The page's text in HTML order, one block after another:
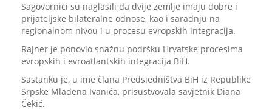
Sagovornici su naglasili da dvije zemlje imaju dobre i
prijateljske bilateralne odnose, kao i saradnju na
regionalnom nivou i u procesu evropskih integracija.
Rajner je ponovio snažnu podršku Hrvatske procesima
evropskih i evroatlantskih integracija BiH.
Sastanku je, u ime člana Predsjedništva BiH iz Republike
Srpske Mladena Ivanića, prisustvovala savjetnik Diana
Čekić.